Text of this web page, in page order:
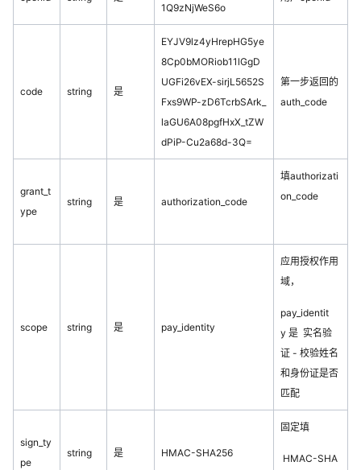
1Q9zNjWeS6o
code string 是
EYJV9lz4yHrepHG5ye
8Cp0bMORiob11lGgD
UGFi26vEX-sirjL5652S
Fxs9WP-zD6TcrbSArk_
laGU6A08pgfHxX_tZW
dPiP-Cu2a68d-3Q=
第一步返回的
auth_code
grant_t
ype
string 是 authorization_code
填authorizati
on_code
scope string 是 pay_identity
应用授权作用
域，
pay_identit
y 是 实名验
证 - 校验姓名
和身份证是否
匹配
sign_ty
pe
string 是 HMAC-SHA256
固定填
HMAC-SHA